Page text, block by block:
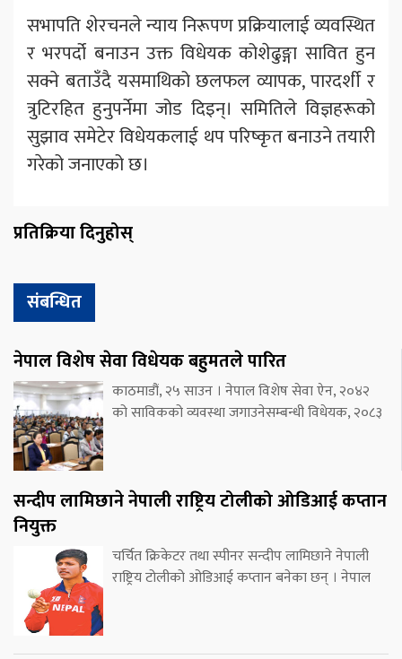
सभापति शेरचनले न्याय निरूपण प्रक्रियालाई व्यवस्थित
र भरपर्दो बनाउन उक्त विधेयक कोशेढुङ्गा सावित हुन
सक्ने बताउँदै यसमाथिको छलफल व्यापक, पारदर्शी र
त्रुटिरहित हुनुपर्नेमा जोड दिइन्। समितिले विज्ञहरूको
सुझाव समेटेर विधेयकलाई थप परिष्कृत बनाउने तयारी
गरेको जनाएको छ।
प्रतिक्रिया दिनुहोस्
संबन्धित
नेपाल विशेष सेवा विधेयक बहुमतले पारित
काठमाडौं, २५ साउन । नेपाल विशेष सेवा ऐन, २०४२
को साविकको व्यवस्था जगाउनेसम्बन्धी विधेयक, २०८३
सन्दीप लामिछाने नेपाली राष्ट्रिय टोलीको ओडिआई कप्तान
नियुक्त
चर्चित क्रिकेटर तथा स्पीनर सन्दीप लामिछाने नेपाली
राष्ट्रिय टोलीको ओडिआई कप्तान बनेका छन् । नेपाल